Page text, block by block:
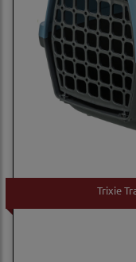
Trixie